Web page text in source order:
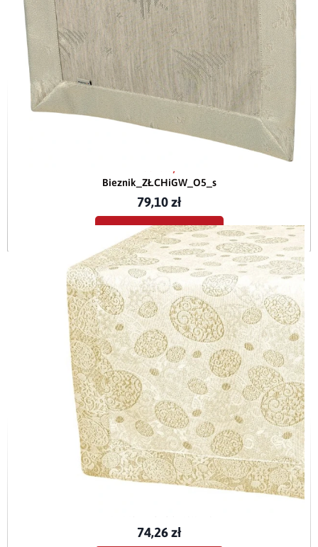
Bieżnik świąteczny w Złote Choinki i Gwiazdki z mankietem O5
Bieznik_ZŁCHiGW_O5_s
79,10 zł
Dodaj do koszyka
Bieżnik wielkanocny plamoodporny Złote Pisanki
74,26 zł